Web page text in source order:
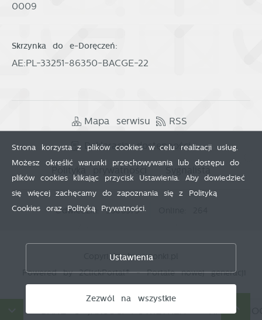
0009
Skrzynka do e-Doręczeń:
AE:PL-33251-86350-BACGE-22
Mapa serwisu RSS
Deklaracja dostępności
Polityka prywatności
Odwiedzin: 3808579
Copyright by wronki.pl
Powered by2ClickPortal®- Portale nowej generacji
Strona korzysta z plików cookies w celu realizacji usług.
Możesz określić warunki przechowywania lub dostępu do
plików cookies klikając przycisk Ustawienia. Aby dowiedzieć
się więcej zachęcamy do zapoznania się z Polityką
Cookies oraz Polityką Prywatności.
Ustawienia
Zezwól na wszystkie
Zezwól na wszystkie